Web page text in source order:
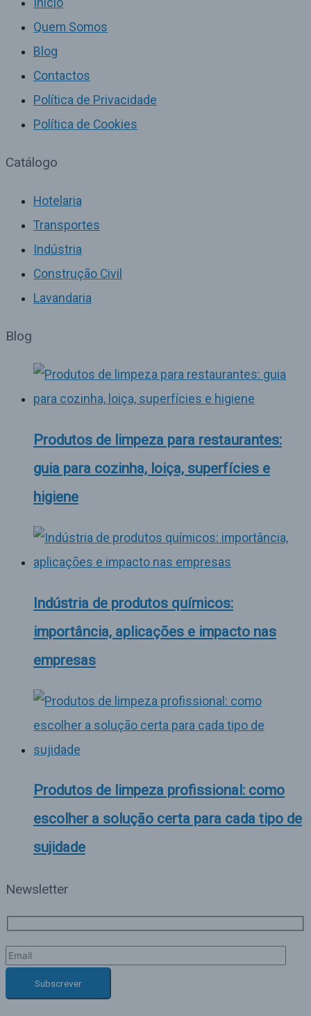
Início
Quem Somos
Blog
Contactos
Política de Privacidade
Política de Cookies
Catálogo
Hotelaria
Transportes
Indústria
Construção Civil
Lavandaria
Blog
Produtos de limpeza para restaurantes:
guia para cozinha, loiça, superfícies e
higiene
Indústria de produtos químicos:
importância, aplicações e impacto nas
empresas
Produtos de limpeza profissional: como
escolher a solução certa para cada tipo de
sujidade
Newsletter